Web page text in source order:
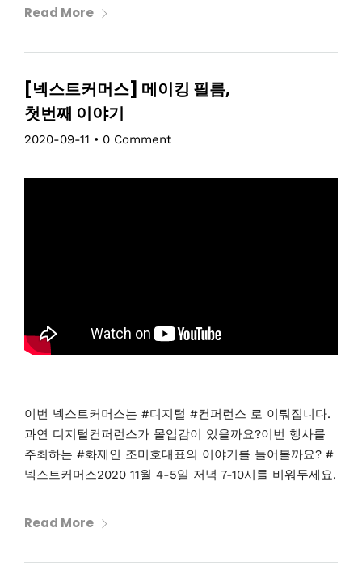
Read More
[넥스트커머스] 메이킹 필름,
첫번째 이야기
2020-09-11 • 0 Comment
이번 넥스트커머스는 #디지털 #컨퍼런스 로 이뤄집니다.
과연 디지털컨퍼런스가 몰입감이 있을까요?이번 행사를
주최하는 #화제인 조미호대표의 이야기를 들어볼까요? #
넥스트커머스2020 11월 4-5일 저녁 7-10시를 비워두세요.
Read More